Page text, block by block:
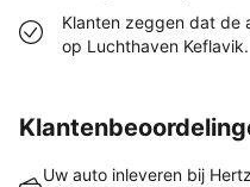
Klanten zeggen dat de
op Luchthaven Keflavik.
Uw auto inleveren bij